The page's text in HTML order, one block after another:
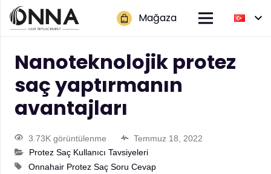
Mağaza
Nanoteknolojik protez
saç yaptırmanın
avantajları
3.73K görüntülenme
Temmuz 18, 2022
Protez Saç Kullanıcı Tavsiyeleri
Onnahair Protez Saç Soru Cevap